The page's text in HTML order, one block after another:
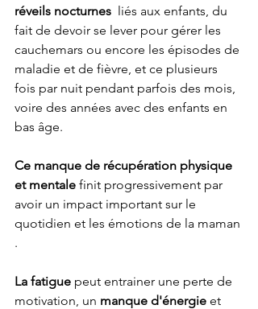
réveils nocturnes liés aux enfants, du
fait de devoir se lever pour gérer les
cauchemars ou encore les épisodes de
maladie et de fièvre, et ce plusieurs
fois par nuit pendant parfois des mois,
voire des années avec des enfants en
bas âge.
Ce manque de récupération physique
et mentale finit progressivement par
avoir un impact important sur le
quotidien et les émotions de la maman
.
La fatigue peut entrainer une perte de
motivation, un manque d'énergie et